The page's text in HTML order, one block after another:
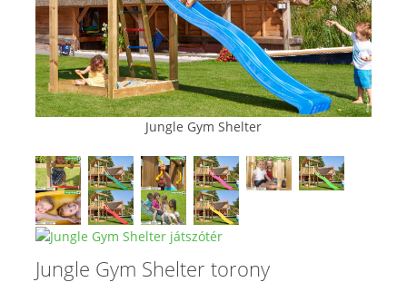
Jungle Gym Shelter
Jungle Gym Shelter torony